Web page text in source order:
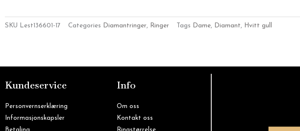
SKU Lest136601-17 Categories Diamantringer, Ringer Tags Dame, Diamant, Hvitt gull
Kundeservice
Personvernserklæring
Informasjonskapsler
Info
Om oss
Kontakt oss